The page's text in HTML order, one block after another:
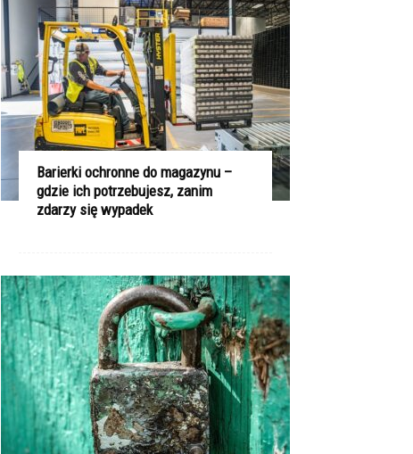
Barierki ochronne do magazynu –
gdzie ich potrzebujesz, zanim
zdarzy się wypadek